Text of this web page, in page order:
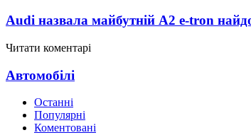
Audi назвала майбутній A2 e-tron
Читати коментарі
Автомобілі
Останні
Популярні
Коментовані